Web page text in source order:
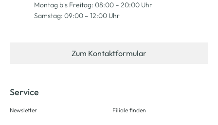
Montag bis Freitag: 08:00 – 20:00 Uhr
Samstag: 09:00 – 12:00 Uhr
Zum Kontaktformular
Service
Newsletter Filiale finden